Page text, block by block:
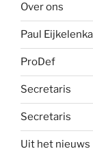
Over ons
Paul
ProDef
Secretaris
Secretaris
Uit het nieuws